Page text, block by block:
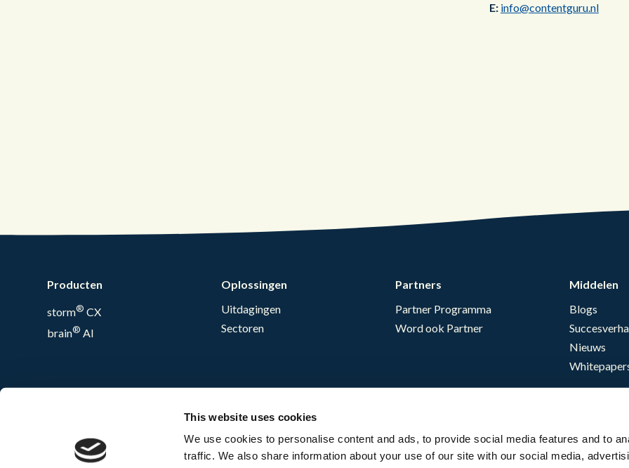
This website uses cookies
We use cookies to personalise content and ads, to provide social media features and to
traffic. We also share information about your use of our site with our social media,
E: info@contentguru.nl
Producten
storm® CX
brain® AI
Oplossingen
Uitdagingen
Sectoren
Partners
Partner Programma
Word ook Partner
Middelen
Blogs
Nieuws